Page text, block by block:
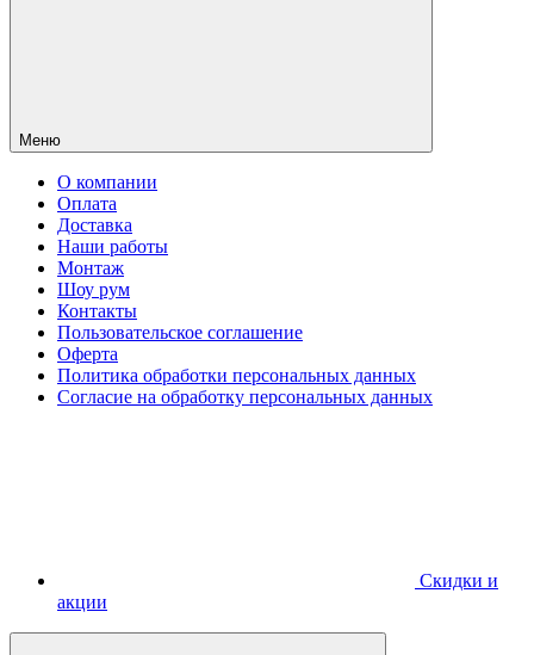
Меню
О компании
Оплата
Доставка
Наши работы
Монтаж
Шоу рум
Контакты
Пользовательское соглашение
Оферта
Политика обработки персональных данных
Согласие на обработку персональных данных
Скидки и
акции